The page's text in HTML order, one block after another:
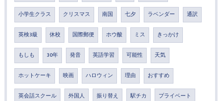
小学生クラス クリスマス 南国 七夕 ラベンダー 通訳
英検3級 休校 国際郵便 ホウ酸 ミス きっかけ
もしも 30年 発音 英語学習 可能性 天気
ホットケーキ 映画 ハロウィン 理由 おすすめ
英会話スクール 外国人 振り替え 駅チカ プライベート